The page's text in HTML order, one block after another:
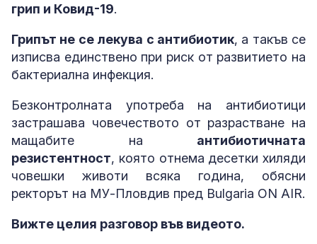
грип и Ковид-19.
Грипът не се лекува с антибиотик, а такъв се
изписва единствено при риск от развитието на
бактериална инфекция.
Безконтролната употреба на антибиотици
застрашава човечеството от разрастване на
мащабите на антибиотичната
резистентност, която отнема десетки хиляди
човешки животи всяка година, обясни
ректорът на МУ-Пловдив пред Bulgaria ON AIR.
Вижте целия разговор във видеото.